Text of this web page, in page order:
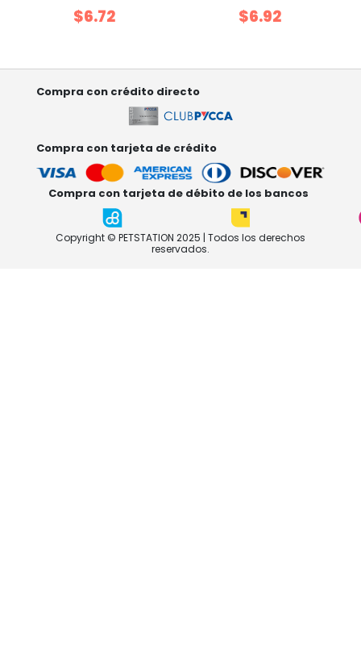
Frasco 60 ml
$6.72
Detox Perros
Medianos Tabletas
$6.92
Compra con crédito directo
Compra con tarjeta de crédito
Compra con tarjeta de débito de los bancos
Copyright © PETSTATION 2025 | Todos los derechos
reservados.